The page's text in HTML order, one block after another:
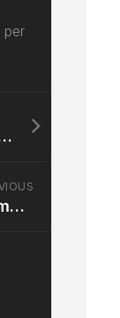
per
san Cristoforo fra Tiziano e Lotto
Gli hospitali del Tagliamento e san Cristoforo